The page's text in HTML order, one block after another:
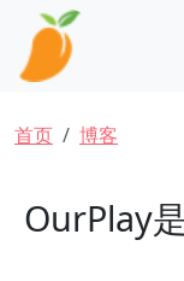
跳转到主要内容
面包屑
首页 博客
OurPlay